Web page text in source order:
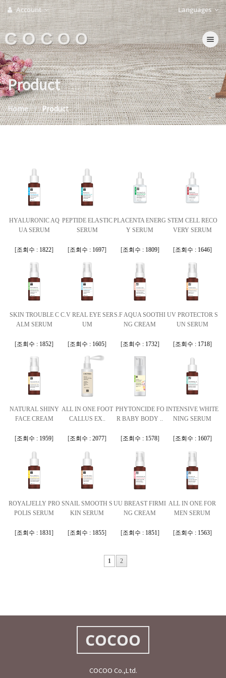
Account Languages
Toggle
C O C O O
Product
Home Product
HYALURONIC AQ
UA SERUM
[조회수 : 1822]
PEPTIDE ELASTIC
SERUM
[조회수 : 1697]
PLACENTA ENERG
Y SERUM
[조회수 : 1809]
STEM CELL RECO
VERY SERUM
[조회수 : 1646]
SKIN TROUBLE C
ALM SERUM
[조회수 : 1852]
C.V REAL EYE SER
UM
[조회수 : 1605]
S.F AQUA SOOTHI
NG CREAM
[조회수 : 1732]
UV PROTECTOR S
UN SERUM
[조회수 : 1718]
NATURAL SHINY
FACE CREAM
[조회수 : 1959]
ALL IN ONE FOOT
CALLUS EX..
[조회수 : 2077]
PHYTONCIDE FO
R BABY BODY ..
[조회수 : 1578]
INTENSIVE WHITE
NING SERUM
[조회수 : 1607]
ROYALJELLY PRO
POLIS SERUM
[조회수 : 1831]
SNAIL SMOOTH S
KIN SERUM
[조회수 : 1855]
UU BREAST FIRMI
NG CREAM
[조회수 : 1851]
ALL IN ONE FOR
MEN SERUM
[조회수 : 1563]
1 2
COCOO
COCOO Co.,Ltd.